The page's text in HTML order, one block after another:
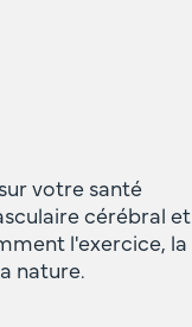
votre santé
cérébral et
l'exercice, la
nature.